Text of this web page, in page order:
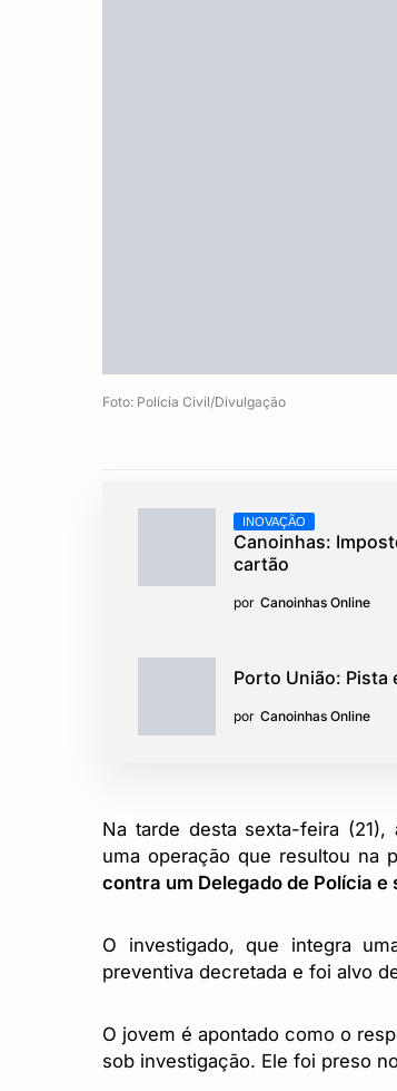
Foto: Polícia Civil/Divulgação
INOVAÇÃO
Canoinhas:
cartão
por Canoinhas Online
Porto União: Pista
por Canoinhas Online
Na tarde desta sexta-feira (21),
uma operação que resultou na
contra um Delegado de Polícia e
O investigado, que integra
preventiva decretada e foi alvo
O jovem é apontado como o
sob investigação. Ele foi preso